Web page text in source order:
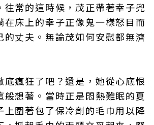
往常的這時候，茂正帶著幸子兜
在床上的幸子正像鬼一樣怒目而
的丈夫。無論茂如何安慰都無濟
底瘋狂了吧？還是，她從心底恨
般想著。當時正是悶熱難眠的夏
上圍著包了保冷劑的毛巾用以降